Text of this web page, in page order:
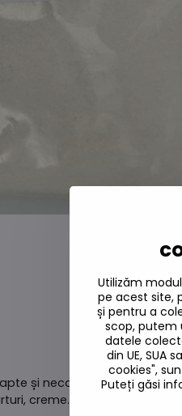
și necoapte. Se
creme...
Utilizăm
pe acest site,
și pentru a
scop, putem
datele
din UE, SUA
cookies",
Puteți găsi